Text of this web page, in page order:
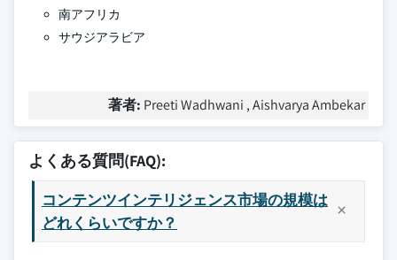
南アフリカ
サウジアラビア
著者: Preeti Wadhwani , Aishvarya Ambekar
よくある質問(FAQ):
コンテンツインテリジェンス市場の規模は
どれくらいですか？